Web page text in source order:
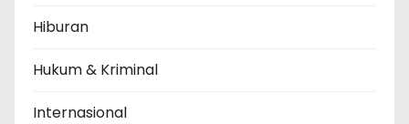
Hiburan
Hukum & Kriminal
Internasional